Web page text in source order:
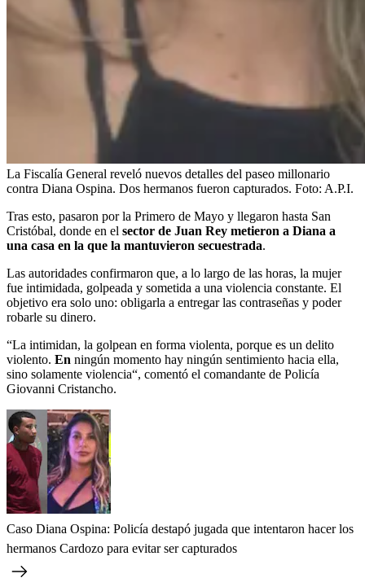
La Fiscalía General reveló nuevos detalles del paseo millonario
contra Diana Ospina. Dos hermanos fueron capturados. Foto: A.P.I.
Tras esto, pasaron por la Primero de Mayo y llegaron hasta San
Cristóbal, donde en el sector de Juan Rey metieron a Diana a
una casa en la que la mantuvieron secuestrada.
Las autoridades confirmaron que, a lo largo de las horas, la mujer
fue intimidada, golpeada y sometida a una violencia constante. El
objetivo era solo uno: obligarla a entregar las contraseñas y poder
robarle su dinero.
“La intimidan, la golpean en forma violenta, porque es un delito
violento. En ningún momento hay ningún sentimiento hacia ella,
sino solamente violencia“, comentó el comandante de Policía
Giovanni Cristancho.
Caso Diana Ospina: Policía destapó jugada que intentaron hacer los
hermanos Cardozo para evitar ser capturados